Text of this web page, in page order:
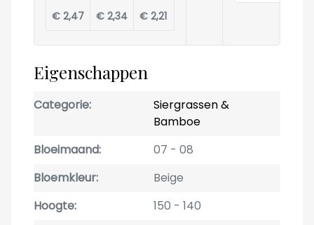
€ 2,47
€ 2,34
€ 2,21
Eigenschappen
Categorie
Siergrassen &
Bamboe
Bloeimaand
07
08
Bloemkleur
Beige
Hoogte
150
140